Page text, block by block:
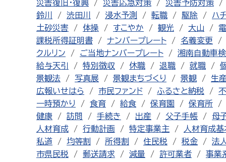
災害復旧・復興 災害応急対策
災害予防対策
鈴川
渋田川 浸水予測 転職 駆除
ハ
土砂災害
体操 すこやか 観光 大山
課税所得証明書
ナンバープレート
名義変更
クルリン
ご当地ナンバープレート
湘南自動車
給与天引
特別徴収 休職 退職 就職
景観法
写真展 景観まちづくり 景観
生
広報いせはら
市民ファンド ふるさと納税
一時預かり
食育 給食 保育園
保育所
健康
訪問 手続き 出産 父子手帳
母
人材育成
行動計画 特定事業主
人材育成
私道
均等割 所得割 住民税 税金
法
市県民税
郵送請求 減量 許可業者
事業